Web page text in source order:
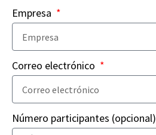
Empresa
Correo electrónico
Número participantes (opcional)